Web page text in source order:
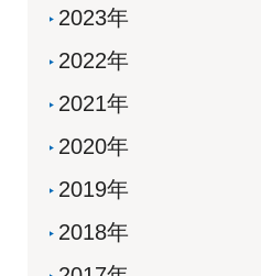
2023年
2022年
2021年
2020年
2019年
2018年